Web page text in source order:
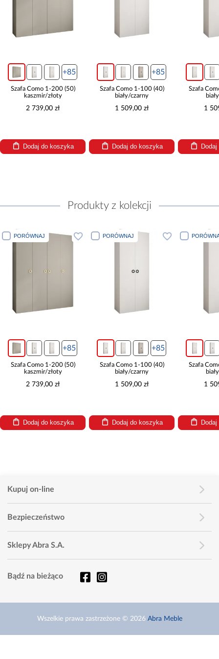
+85
Szafa Como 1-200 (50)
kaszmir/złoty
2 739,00 zł
Dodaj do koszyka
+85
Szafa Como 1-100 (40)
biały/czarny
1 509,00 zł
Dodaj do koszyka
Szafa
1
Produkty z kolekcji
PORÓWNAJ
+85
Szafa Como 1-200 (50)
kaszmir/złoty
2 739,00 zł
Dodaj do koszyka
PORÓWNAJ
+85
Szafa Como 1-100 (40)
biały/czarny
1 509,00 zł
Dodaj do koszyka
Szafa
1
Kupuj on-line
Bezpieczeństwo
Sklepy Abra S.A.
Bądź na bieżąco
Wszelkie prawa zastrzeżone © 2026 Abra Meble